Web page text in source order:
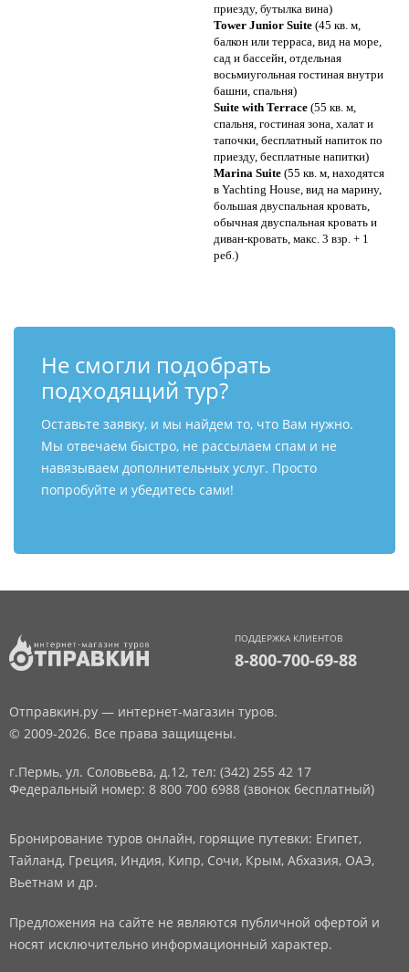
приезду, бутылка вина)
Tower Junior Suite (45 кв. м,
балкон или терраса, вид на море,
сад и бассейн, отдельная
восьмиугольная гостиная внутри
башни, спальня)
Suite with Terrace (55 кв. м,
спальня, гостиная зона, халат и
тапочки, бесплатный напиток по
приезду, бесплатные напитки)
Marina Suite (55 кв. м, находятся
в Yachting House, вид на марину,
большая двуспальная кровать,
обычная двуспальная кровать и
диван-кровать, макс. 3 взр. + 1
реб.)
Не смогли подобрать
подходящий тур?
Оставьте заявку, и мы найдем то, что Вам нужно.
Мы отвечаем быстро, не рассылаем спам и не
навязываем дополнительных услуг. Просто
попробуйте и убедитесь сами!
ПОДДЕРЖКА КЛИЕНТОВ
8-800-700-69-88
Отправкин.ру — интернет-магазин туров.
© 2009-2026. Все права защищены.
г.Пермь, ул. Соловьева, д.12, тел: (342) 255 42 17
Федеральный номер: 8 800 700 6988 (звонок бесплатный)
Бронирование туров онлайн, горящие путевки: Египет,
Тайланд, Греция, Индия, Кипр, Сочи, Крым, Абхазия, ОАЭ,
Вьетнам и др.
Предложения на сайте не являются публичной офертой и
носят исключительно информационный характер.